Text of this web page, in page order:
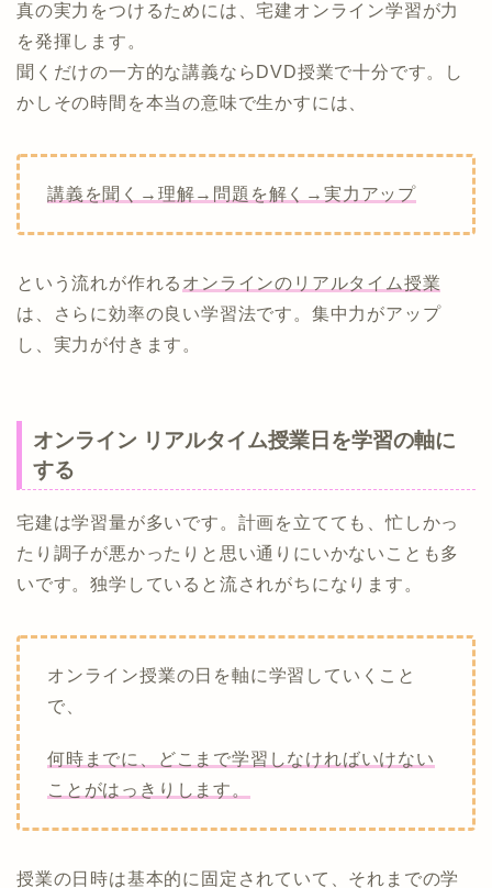
真の実力をつけるためには、宅建オンライン学習が力
を発揮します。
聞くだけの一方的な講義ならDVD授業で十分です。し
かしその時間を本当の意味で生かすには、
講義を聞く→理解→問題を解く→実力アップ
という流れが作れる オンラインのリアルタイム授業
は、さらに効率の良い学習法です。集中力がアップ
し、実力が付きます。
オンライン リアルタイム授業日を学習の軸に
する
宅建は学習量が多いです。計画を立てても、忙しかっ
たり調子が悪かったりと思い通りにいかないことも多
いです。独学していると流されがちになります。
オンライン授業の日を軸に学習していくこと
で、
何時までに、どこまで学習しなければいけない
ことがはっきりします。
授業の日時は基本的に固定されていて、それまでの学